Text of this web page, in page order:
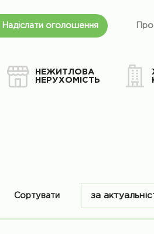
Надіслати оголошення
НЕЖИТЛОВА
НЕРУХОМІСТЬ
Сортувати за